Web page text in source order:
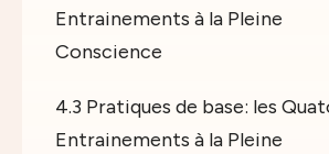
Entrainements à la Pleine
Conscience
4.3 Pratiques de base: les
Entrainements à la Pleine